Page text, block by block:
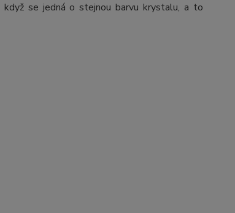
se jedná o stejnou barvu krystalu, a to